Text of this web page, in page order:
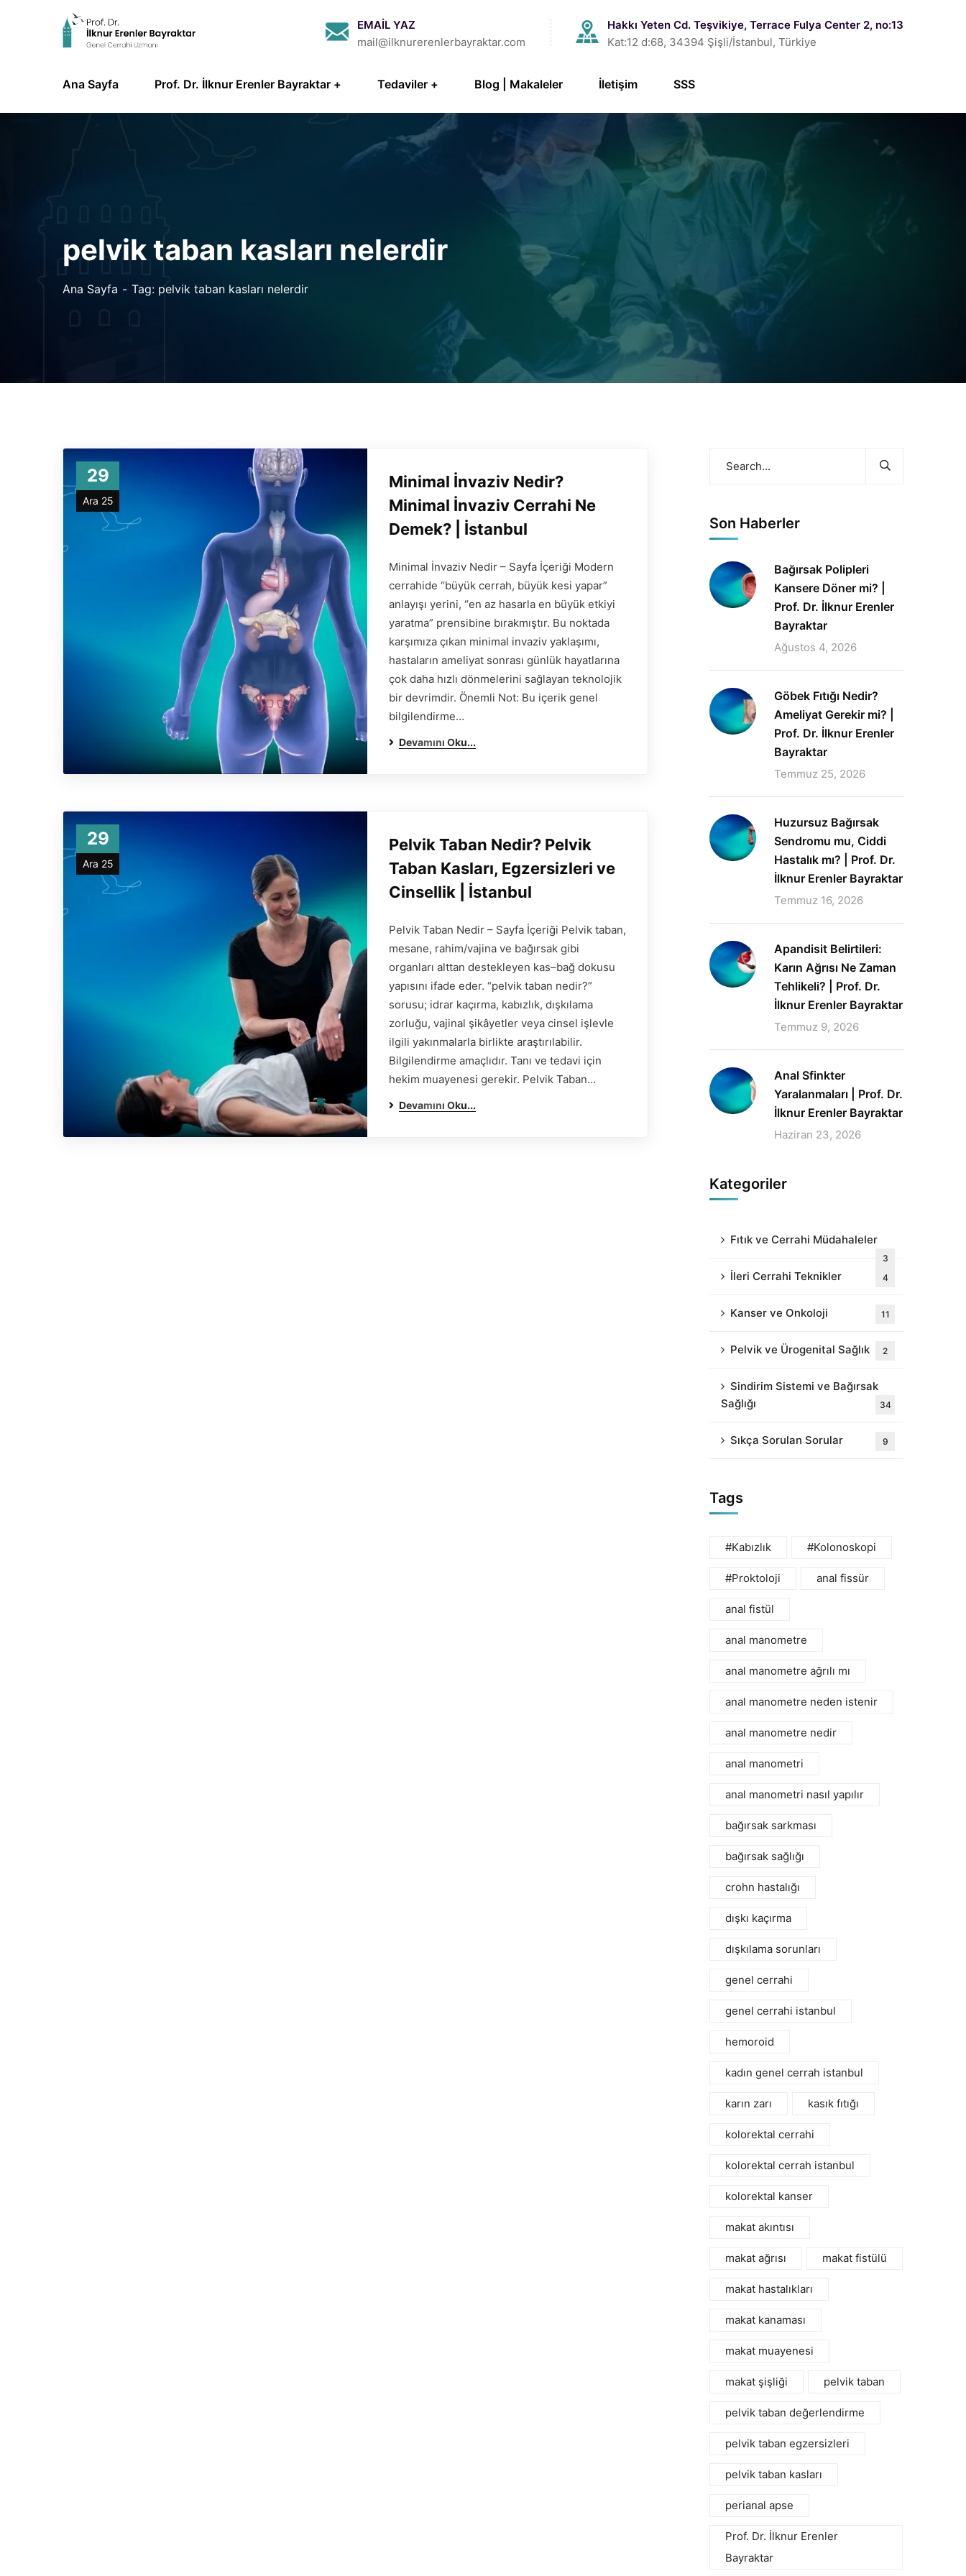
EMAİL YAZ
mail@ilknurerenlerbayraktar.com
Hakkı Yeten Cd. Teşvikiye, Terrace Fulya Center 2, no:13
Kat:12 d:68, 34394 Şişli/İstanbul, Türkiye
Ana Sayfa Prof. Dr. İlknur Erenler Bayraktar Tedaviler Blog | Makaleler İletişim SSS
pelvik taban kasları nelerdir
Ana Sayfa Tag: pelvik taban kasları nelerdir
29
Ara 25
Minimal İnvaziv Nedir?
Minimal İnvaziv Cerrahi Ne
Demek? | İstanbul
Minimal İnvaziv Nedir – Sayfa İçeriği Modern
cerrahide “büyük cerrah, büyük kesi yapar”
anlayışı yerini, “en az hasarla en büyük etkiyi
yaratma” prensibine bırakmıştır. Bu noktada
karşımıza çıkan minimal invaziv yaklaşımı,
hastaların ameliyat sonrası günlük hayatlarına
çok daha hızlı dönmelerini sağlayan teknolojik
bir devrimdir. Önemli Not: Bu içerik genel
bilgilendirme…
Devamını Oku...
29
Ara 25
Pelvik Taban Nedir? Pelvik
Taban Kasları, Egzersizleri ve
Cinsellik | İstanbul
Pelvik Taban Nedir – Sayfa İçeriği Pelvik taban,
mesane, rahim/vajina ve bağırsak gibi
organları alttan destekleyen kas–bağ dokusu
yapısını ifade eder. “pelvik taban nedir?”
sorusu; idrar kaçırma, kabızlık, dışkılama
zorluğu, vajinal şikâyetler veya cinsel işlevle
ilgili yakınmalarla birlikte araştırılabilir.
Bilgilendirme amaçlıdır. Tanı ve tedavi için
hekim muayenesi gerekir. Pelvik Taban…
Devamını Oku...
Son Haberler
Bağırsak Polipleri
Kansere Döner mi? |
Prof. Dr. İlknur Erenler
Bayraktar
Ağustos 4, 2026
Göbek Fıtığı Nedir?
Ameliyat Gerekir mi? |
Prof. Dr. İlknur Erenler
Bayraktar
Temmuz 25, 2026
Huzursuz Bağırsak
Sendromu mu, Ciddi
Hastalık mı? | Prof. Dr.
İlknur Erenler Bayraktar
Temmuz 16, 2026
Apandisit Belirtileri:
Karın Ağrısı Ne Zaman
Tehlikeli? | Prof. Dr.
İlknur Erenler Bayraktar
Temmuz 9, 2026
Anal Sfinkter
Yaralanmaları | Prof. Dr.
İlknur Erenler Bayraktar
Haziran 23, 2026
Kategoriler
Fıtık ve Cerrahi Müdahaleler
3
İleri Cerrahi Teknikler 4
Kanser ve Onkoloji 11
Pelvik ve Ürogenital Sağlık 2
Sindirim Sistemi ve Bağırsak
Sağlığı
34
Sıkça Sorulan Sorular 9
Tags
#Kabızlık #Kolonoskopi
#Proktoloji anal fissür
anal fistül
anal manometre
anal manometre ağrılı mı
anal manometre neden istenir
anal manometre nedir
anal manometri
anal manometri nasıl yapılır
bağırsak sarkması
bağırsak sağlığı
crohn hastalığı
dışkı kaçırma
dışkılama sorunları
genel cerrahi
genel cerrahi istanbul
hemoroid
kadın genel cerrah istanbul
karın zarı kasık fıtığı
kolorektal cerrahi
kolorektal cerrah istanbul
kolorektal kanser
makat akıntısı
makat ağrısı makat fistülü
makat hastalıkları
makat kanaması
makat muayenesi
makat şişliği pelvik taban
pelvik taban değerlendirme
pelvik taban egzersizleri
pelvik taban kasları
perianal apse
Prof. Dr. İlknur Erenler
Bayraktar